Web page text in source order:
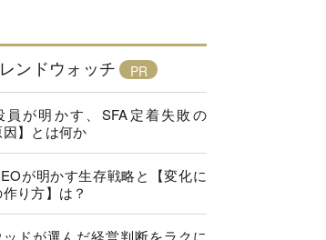
ンドウォッチ
員が明かす、SFA定着失敗の
因】とは何か
が明かす生存戦略と【変化に
り方】は？
ドが選んだ経営判断をラクに